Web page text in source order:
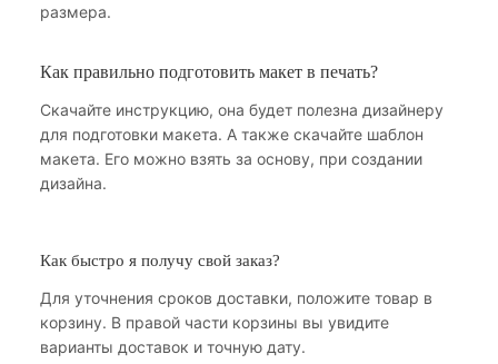
размера.
Как правильно подготовить макет в печать?
Скачайте инструкцию, она будет полезна дизайнеру
для подготовки макета. А также скачайте шаблон
макета. Его можно взять за основу, при создании
дизайна.
Как быстро я получу свой заказ?
Для уточнения сроков доставки, положите товар в
корзину. В правой части корзины вы увидите
варианты доставок и точную дату.